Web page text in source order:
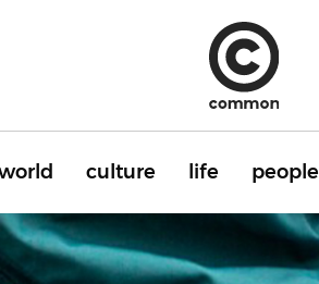
culture life people